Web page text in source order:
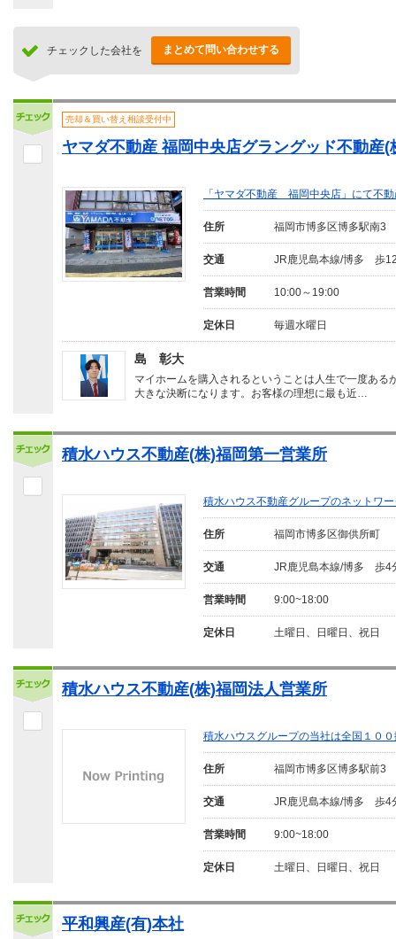
チェックした会社を まとめて問い合わせする
売却＆買い替え相談受付中
ヤマダ不動産 福岡中央店グラングッド不動産(
「ヤマダ不動産 福岡中央店」にて不
住所 福岡市博多区博多駅南3
交通 JR鹿児島本線/博多 歩
営業時間 10:00～19:00
定休日 毎週水曜日
島 彰大
マイホームを購入されるということは人生で一度ある
大きな決断になります。お客様の理想に最も近…
積水ハウス不動産(株)福岡第一営業所
積水ハウス不動産グループのネットワ
住所 福岡市博多区御供所町
交通 JR鹿児島本線/博多 歩4
営業時間 9:00~18:00
定休日 土曜日、日曜日、祝日
積水ハウス不動産(株)福岡法人営業所
積水ハウスグループの当社は全国１０
住所 福岡市博多区博多駅前3
交通 JR鹿児島本線/博多 歩4
営業時間 9:00~18:00
定休日 土曜日、日曜日、祝日
平和興産(有)本社